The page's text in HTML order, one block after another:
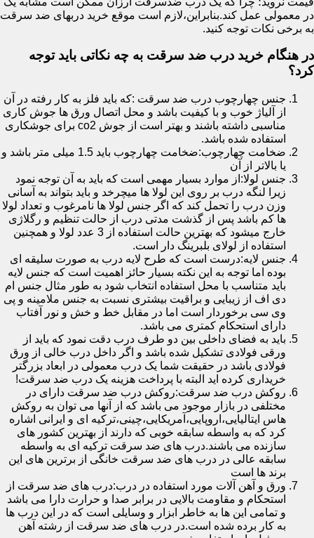
در معمولی عمل کند.بنابراین،لازم است موقع خرید دربهای ضد سرقت
به برخی نکات توجه کنید.
در هنگام خرید درب ضد سرقت به چه نکاتی باید توجه
کرد؟
جنس چهارچوب درب ضد سرقت :که باید فلز به کار رفته در آن
از آلیاژ خوب و با کیفیت باشد و محل اتصال ورق ها جوش کاری
مناسبی داشته باشند و بهتر است از جوش co2 برای جوشکاری
استفاده شده باشد.
ضخامت چهارچوب:ضخامت چهارچوب باید 1.5 میلی متر باشد و
یا بالاتر از آن
جنس لولا:از موارد بسیار مهمی است که باید به آن توجه نمود
زیرا لنگه درب بر روی این لولا ها میچرخد و باید بتواند به آسانی
وزن درب را تحمل کند که اگر جنس لولا ها نامرغوب و تعداد لولا
ها کم باشد پس از گذشت مدتی درب از حالت تنظیم و رگلاژی
خارج میشود که بهترین حالت استفاده از 3 عدد لولا و همچنین
استفاده از لولای بلبرینگ دار است.
جنس لایه:درست است که طرح لایه درب به صورت سلیقه ای
بوده اما توجه به این نکته بسیار حائز اهمیت است که جنس لایه
باید متناسب با محل استفاده انتخاب شود به طور مثال جنس ام
دی اف از زیبایی و براقیت بیشتری نسبت به جنس ملامینه و پی
وی سی برخوردار است اما در مقابل خط و خش و نور آفتاب
دارای استحکام کمتری می باشد.
باید به فضای داخلی بین دو طرف درب دقت نمود که باید از
ورقی فولادی تشکیل شده باشد و اگر داخل درب خالی از ورق
فولادی باشد در حقیقت شما یک درب معمولی در ابعاد بزرگتر
خریداری کرده اید البته با پرداخت هزینه یک درب ضد سرقت!
روکش درب ضد سرقت:روکش درب ضد سرقت دارای در
مختلفی در بازار موجود می باشد که از آنها می توان به روکش
هاس ایتالیایی،اروپایی،آمریکایی،چینی،ترکیه ای و ایرانی اشاره
کرد که به واسطه سابقه خوبی که دارند از بهترین کشور های
سازنده می باشند.درب های ضد سرقت ترکیه ای به واسطه
سابقه عالی در درب های ضد سرقت خانگی از برترین های این
برند ها است
ورق و آهن آلات مورد استفاده در درب:درب های ضد سرقت از
استحکام و مقاومت بالایی در برابر صدا و حرارت دارا می باشد
و تمامی این ها به خاطر ابزار و وسایلی است که در این درب ها
به کار برده شده است.در درب های ضد سرقت از رشته آهن